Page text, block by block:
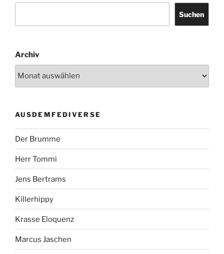
Suchen
Archiv
AUSDEMFEDIVERSE
Der Brumme
Herr Tommi
Jens Bertrams
Killerhippy
Krasse Eloquenz
Marcus Jaschen